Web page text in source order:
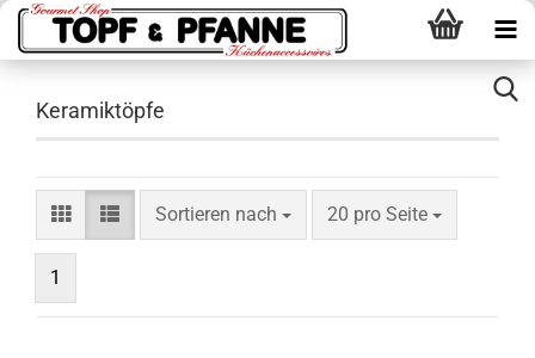
Keramiktöpfe
Sortieren nach
Sortieren nach 20 pro Seite
pro Seite
1